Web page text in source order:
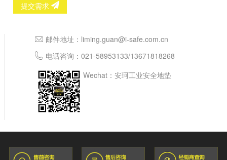
提交需求
邮件地址： liming.guan@i-safe.com.cn
电话咨询： 021-58953133/13671818268
Wechat：安珂工业安全地垫